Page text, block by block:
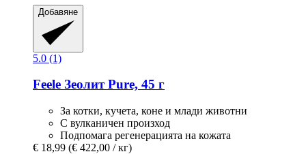
Добавяне
5.0 (1)
Feele Зеолит Pure, 45 г
За котки, кучета, коне и млади животни
С вулканичен произход
Подпомага регенерацията на кожата
€ 18,99 (€ 422,00 / кг)